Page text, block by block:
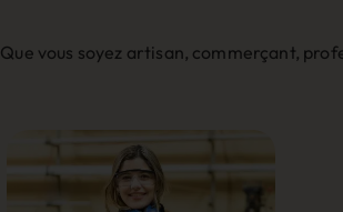
Que vous soyez artisan, commerçant,